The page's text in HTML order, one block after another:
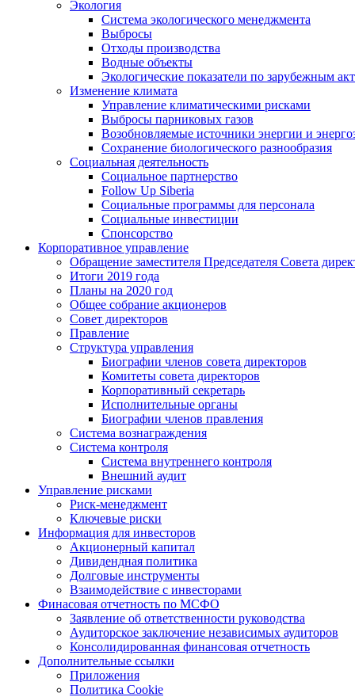
Экология
Система экологического менеджмента
Выбросы
Отходы производства
Водные объекты
Экологические показатели по зарубежным
Изменение климата
Управление климатическими рисками
Выбросы парниковых газов
Возобновляемые источники энергии и
Сохранение биологического разнообразия
Социальная деятельность
Социальное партнерство
Follow Up Siberia
Социальные программы для персонала
Социальные инвестиции
Спонсорство
Корпоративное управление
Обращение заместителя Председателя Совета
Итоги 2019 года
Планы на 2020 год
Общее собрание акционеров
Совет директоров
Правление
Структура управления
Биографии членов совета директоров
Комитеты совета директоров
Корпоративный секретарь
Исполнительные органы
Биографии членов правления
Система вознаграждения
Система контроля
Система внутреннего контроля
Внешний аудит
Управление рисками
Риск-менеджмент
Ключевые риски
Информация для инвесторов
Акционерный капитал
Дивидендная политика
Долговые инструменты
Взаимодействие с инвеcторами
Финасовая отчетность по МСФО
Заявление об ответственности руководства
Аудиторское заключение независимых аудиторов
Консолидированная финансовая отчетность
Дополнительные ссылки
Приложения
Политика Cookie